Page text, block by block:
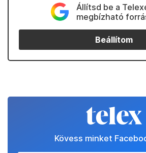
Állítsd be a
megbízható
Beállítom
Kövess minket